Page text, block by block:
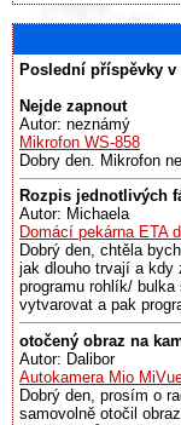
Poslední příspěvky
Nejde zapnout
Autor: neznámý
Mikrofon WS-858
Dobry den. Mikrofon
Rozpis jednotlivých
Autor: Michaela
Domácí pekárna ETA
Dobrý den, chtěla
jak dlouho trvají a kdy
programu rohlík/
vytvarovat a pak
otočený obraz na
Autor: Dalibor
Autokamera Mio
Dobrý den, prosím o
samovolně otočil